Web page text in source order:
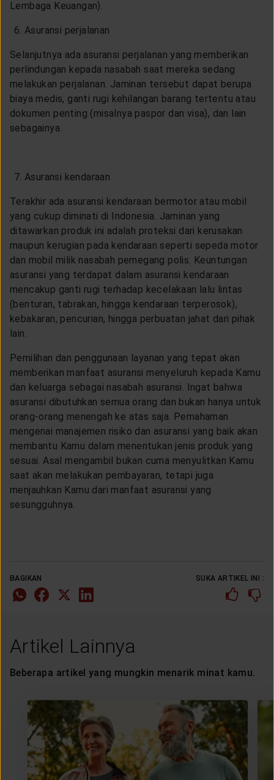
Lembaga Keuangan).
Asuransi perjalanan
Selanjutnya ada asuransi perjalanan yang memberikan
perlindungan kepada nasabah saat mereka sedang
melakukan perjalanan. Jaminan tersebut dapat berupa
biaya medis, ganti rugi kehilangan barang tertentu atau
dokumen penting (misalnya paspor dan visa), dan lain
sebagainya.
Asuransi kendaraan
Terakhir ada asuransi kendaraan bermotor atau mobil
yang cukup diminati di Indonesia. Jaminan yang
ditawarkan produk ini adalah proteksi dari kerusakan
maupun kerugian pada kendaraan seperti sepeda motor
dan mobil milik nasabah pemegang polis. Keuntungan
asuransi yang terdapat dalam asuransi kendaraan
mencakup ganti rugi terhadap kecelakaan lalu lintas
(benturan, tabrakan, hingga kendaraan terperosok),
kebakaran, pencurian, hingga perbuatan jahat dari pihak
lain.
Pemilihan dan penggunaan layanan yang tepat akan
memberikan manfaat asuransi menyeluruh kepada Kamu
dan keluarga sebagai nasabah asuransi. Ingat bahwa
asuransi dibutuhkan semua orang dan bukan hanya untuk
orang-orang menengah ke atas saja. Pemahaman
mengenai manajemen risiko dan asuransi yang baik akan
membantu Kamu dalam menentukan jenis produk yang
sesuai. Asal mengambil bukan cuma menyulitkan Kamu
saat akan melakukan pembayaran, tetapi juga
menjauhkan Kamu dari manfaat asuransi yang
sesungguhnya.
BAGIKAN SUKA ARTIKEL INI :
Artikel Lainnya
Beberapa artikel yang mungkin menarik minat kamu.